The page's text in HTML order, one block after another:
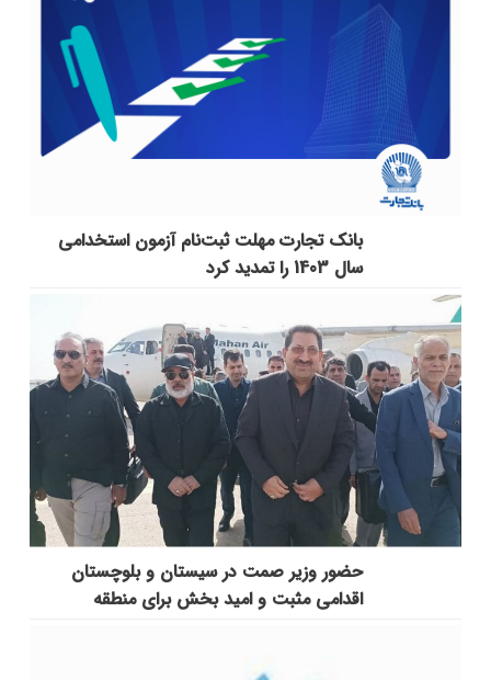
بانک تجارت مهلت ثبت‌نام آزمون استخدامی
سال 1403 را تمدید کرد
حضور وزیر صمت در سیستان و بلوچستان
اقدامی مثبت و امید بخش برای منطقه